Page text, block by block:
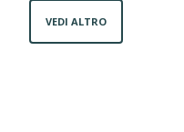
VEDI ALTRO